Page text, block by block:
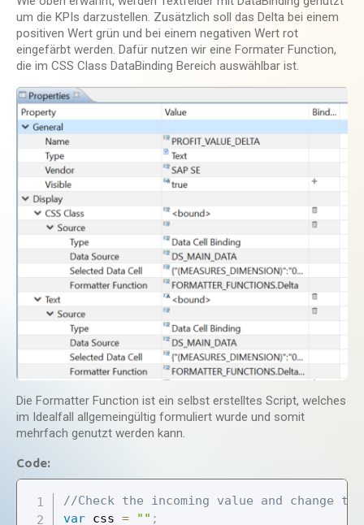
um die KPIs darzustellen. Zusätzlich soll das Delta bei einem
positiven Wert grün und bei einem negativen Wert rot
eingefärbt werden. Dafür nutzen wir eine Formater Function,
die im CSS Class DataBinding Bereich auswählbar ist.
Die Formatter Function ist ein selbst erstelltes Script, welches
im Idealfall allgemeingültig formuliert wurde und somit
mehrfach genutzt werden kann.
Code:
//Check the incoming value and change the
var css = "" ;